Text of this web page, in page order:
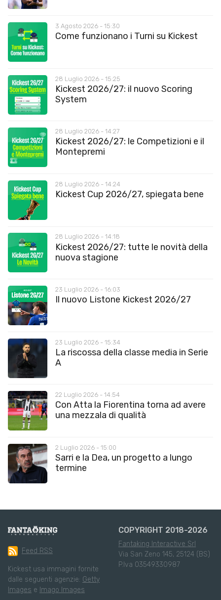
3 Agosto 2026 - 15:30
Come funzionano i Turni su Kickest
28 Luglio 2026 - 15:25
Kickest 2026/27: il nuovo Scoring
System
28 Luglio 2026 - 14:27
Kickest 2026/27: le Competizioni e il
Montepremi
28 Luglio 2026 - 14:24
Kickest Cup 2026/27, spiegata bene
28 Luglio 2026 - 14:18
Kickest 2026/27: tutte le novità della
nuova stagione
23 Luglio 2026 - 16:03
Il nuovo Listone Kickest 2026/27
23 Luglio 2026 - 15:34
La riscossa della classe media in Serie
A
22 Luglio 2026 - 14:54
Con Atta la Fiorentina torna ad avere
una mezzala di qualità
2 Luglio 2026 - 15:00
Sarri e la Dea, un progetto a lungo
termine
Feed RSS
Kickest usa immagini fornite
dalle seguenti agenzie: Getty
Images e Imago Images
COPYRIGHT 2018-2026
Fantaking Interactive Srl
Via San Zeno 145, 25124 (BS)
P.Iva 03549330987